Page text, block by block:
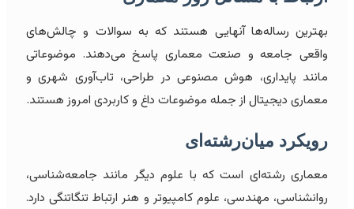
بهترین رساله‌ها آنهایی هستند که به سوالات و چالش‌های
واقعی جامعه و صنعت معماری پاسخ می‌دهند. موضوعاتی
مانند پایداری، هوش مصنوعی در طراحی، تاب‌آوری شهری و
معماری دیجیتال از جمله موضوعات داغ و کاربردی امروز هستند.
رویکرد میان‌رشته‌ای
معماری رشته‌ای است که با علوم دیگر مانند جامعه‌شناسی،
روانشناسی، مهندسی، علوم کامپیوتر و هنر ارتباط تنگاتنگی دارد.